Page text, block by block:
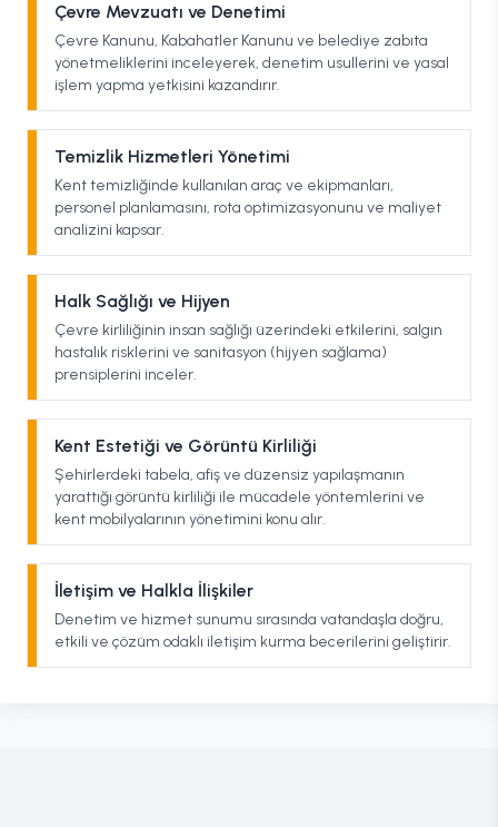
Çevre Mevzuatı ve Denetimi
Çevre Kanunu, Kabahatler Kanunu ve belediye zabıta
yönetmeliklerini inceleyerek, denetim usullerini ve yasal
işlem yapma yetkisini kazandırır.
Temizlik Hizmetleri Yönetimi
Kent temizliğinde kullanılan araç ve ekipmanları,
personel planlamasını, rota optimizasyonunu ve maliyet
analizini kapsar.
Halk Sağlığı ve Hijyen
Çevre kirliliğinin insan sağlığı üzerindeki etkilerini, salgın
hastalık risklerini ve sanitasyon (hijyen sağlama)
prensiplerini inceler.
Kent Estetiği ve Görüntü Kirliliği
Şehirlerdeki tabela, afiş ve düzensiz yapılaşmanın
yarattığı görüntü kirliliği ile mücadele yöntemlerini ve
kent mobilyalarının yönetimini konu alır.
İletişim ve Halkla İlişkiler
Denetim ve hizmet sunumu sırasında vatandaşla doğru,
etkili ve çözüm odaklı iletişim kurma becerilerini geliştirir.